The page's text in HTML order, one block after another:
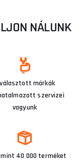
NÁLUNK
márkák
szervizei
vagyunk
mint 40 000 terméket